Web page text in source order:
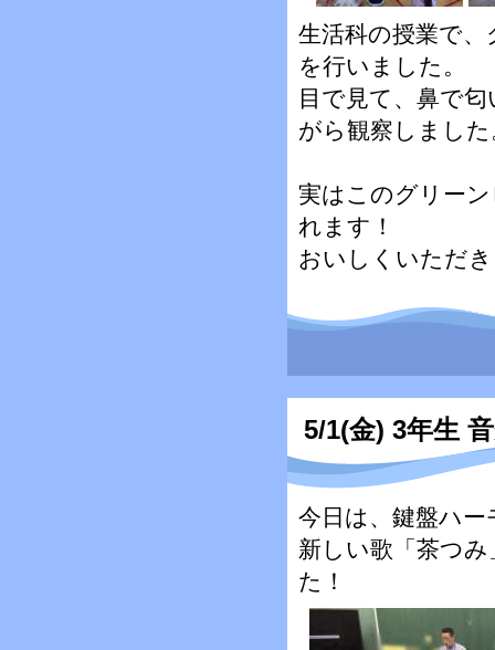
生活科の授業で
を行いました。
目で見て、鼻で
がら観察しました
実はこのグリー
れます！
おいしくいただ
5/1(金) 3年生
今日は、鍵盤ハ
新しい歌「茶つ
た！